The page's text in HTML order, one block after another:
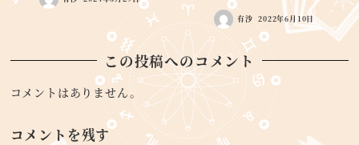
有沙 2022年6月10日
この投稿へのコメント
コメントはありません。
コメントを残す